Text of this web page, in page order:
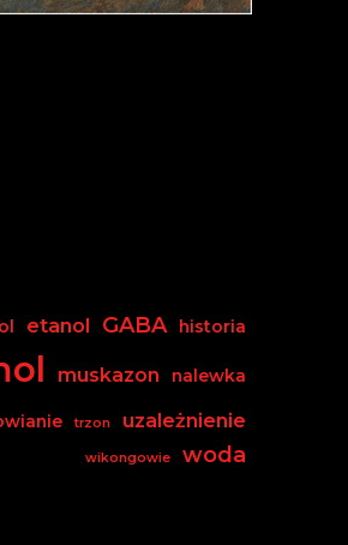
etanol GABA historia
muskazon nalewka
trzon uzależnienie
wikongowie woda